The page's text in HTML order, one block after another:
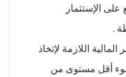
على الإستثمار
.
اللازمة لإتخاذ
أقل مستوى من